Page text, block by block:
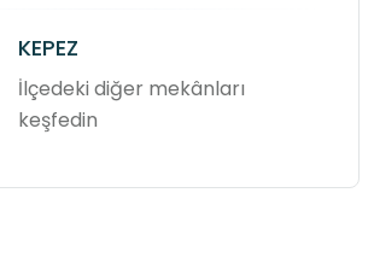
KEPEZ
İlçedeki diğer mekânları
keşfedin